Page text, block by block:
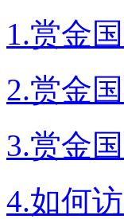
1.赏金
2.赏金
3.赏金
4.如何